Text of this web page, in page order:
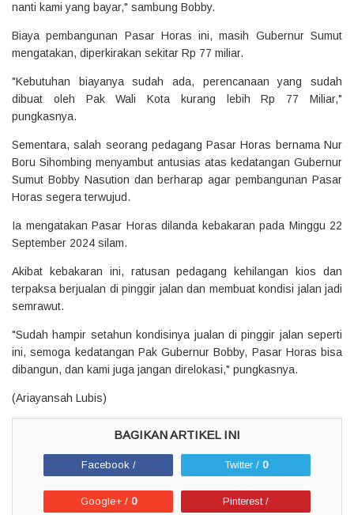
nanti kami yang bayar," sambung Bobby.
Biaya pembangunan Pasar Horas ini, masih Gubernur Sumut
mengatakan, diperkirakan sekitar Rp 77 miliar.
"Kebutuhan biayanya sudah ada, perencanaan yang sudah
dibuat oleh Pak Wali Kota kurang lebih Rp 77 Miliar,"
pungkasnya.
Sementara, salah seorang pedagang Pasar Horas bernama Nur
Boru Sihombing menyambut antusias atas kedatangan Gubernur
Sumut Bobby Nasution dan berharap agar pembangunan Pasar
Horas segera terwujud.
Ia mengatakan Pasar Horas dilanda kebakaran pada Minggu 22
September 2024 silam.
Akibat kebakaran ini, ratusan pedagang kehilangan kios dan
terpaksa berjualan di pinggir jalan dan membuat kondisi jalan jadi
semrawut.
"Sudah hampir setahun kondisinya jualan di pinggir jalan seperti
ini, semoga kedatangan Pak Gubernur Bobby, Pasar Horas bisa
dibangun, dan kami juga jangan direlokasi," pungkasnya.
(Ariayansah Lubis)
Facebook / Twitter / 0
Google+ / 0 Pinterest /